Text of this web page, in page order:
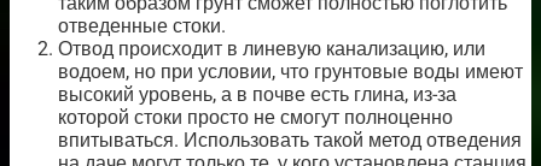
отведенные стоки.
Отвод происходит в линевую канализацию, или
водоем, но при условии, что грунтовые воды имеют
высокий уровень, а в почве есть глина, из-за
которой стоки просто не смогут полноценно
впитываться. Использовать такой метод отведения